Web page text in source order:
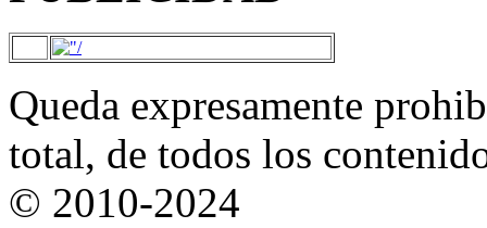
Queda expresamente
total, de todos los
© 2010-2024